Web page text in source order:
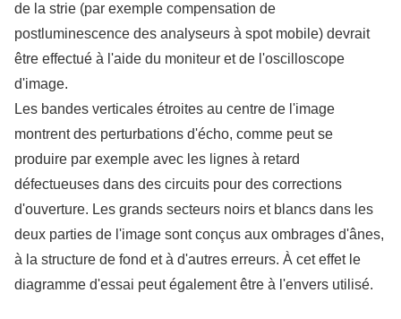
de la strie (par exemple compensation de
postluminescence des analyseurs à spot mobile) devrait
être effectué à l'aide du moniteur et de l'oscilloscope
d'image.
Les bandes verticales étroites au centre de l'image
montrent des perturbations d'écho, comme peut se
produire par exemple avec les lignes à retard
défectueuses dans des circuits pour des corrections
d'ouverture. Les grands secteurs noirs et blancs dans les
deux parties de l'image sont conçus aux ombrages d'ânes,
à la structure de fond et à d'autres erreurs. À cet effet le
diagramme d'essai peut également être à l'envers utilisé.